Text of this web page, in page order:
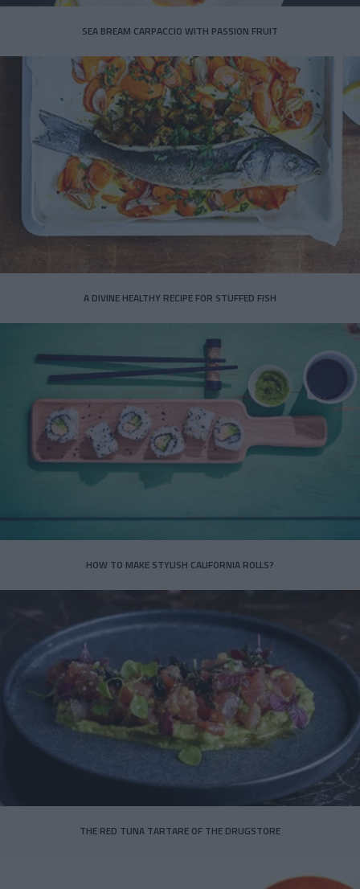
SEA BREAM CARPACCIO WITH PASSION FRUIT
A DIVINE HEALTHY RECIPE FOR STUFFED FISH
HOW TO MAKE STYLISH CALIFORNIA ROLLS?
THE RED TUNA TARTARE OF THE DRUGSTORE